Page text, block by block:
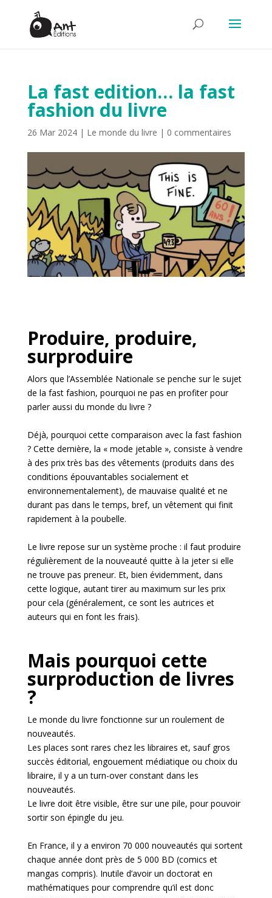
La fast edition… la fast
fashion du livre
26 Mar 2024| Le monde du livre | 0 commentaires
Produire, produire,
surproduire
Alors que l’Assemblée Nationale se penche sur le sujet
de la fast fashion, pourquoi ne pas en profiter pour
parler aussi du monde du livre ?
Déjà, pourquoi cette comparaison avec la fast fashion
? Cette dernière, la « mode jetable », consiste à vendre
à des prix très bas des vêtements (produits dans des
conditions épouvantables socialement et
environnementalement), de mauvaise qualité et ne
durant pas dans le temps, bref, un vêtement qui finit
rapidement à la poubelle.
Le livre repose sur un système proche : il faut produire
régulièrement de la nouveauté quitte à la jeter si elle
ne trouve pas preneur. Et, bien évidemment, dans
cette logique, autant tirer au maximum sur les prix
pour cela (généralement, ce sont les autrices et
auteurs qui en font les frais).
Mais pourquoi cette
surproduction de livres
?
Le monde du livre fonctionne sur un roulement de
nouveautés.
Les places sont rares chez les libraires et, sauf gros
succès éditorial, engouement médiatique ou choix du
libraire, il y a un turn-over constant dans les
nouveautés.
Le livre doit être visible, être sur une pile, pour pouvoir
sortir son épingle du jeu.
En France, il y a environ 70 000 nouveautés qui sortent
chaque année dont près de 5 000 BD (comics et
mangas compris). Inutile d’avoir un doctorat en
mathématiques pour comprendre qu’il est donc